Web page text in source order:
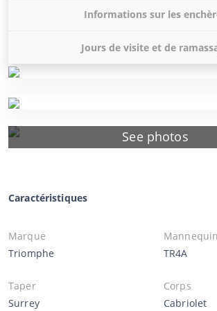
See photos
Informations sur les
Jours de visite et de
Caractéristiques
Marque
Triomphe
Mannequin
TR4A
Taper
Surrey
Corps
Cabriolet